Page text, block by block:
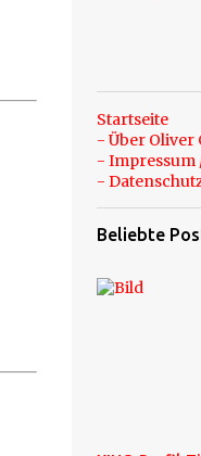
Startseite
- Über Oliver
- Impressum
-
Beliebte